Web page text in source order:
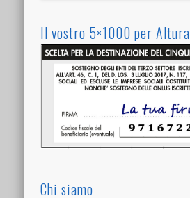
Il vostro 5×1000 per Altura
Chi siamo